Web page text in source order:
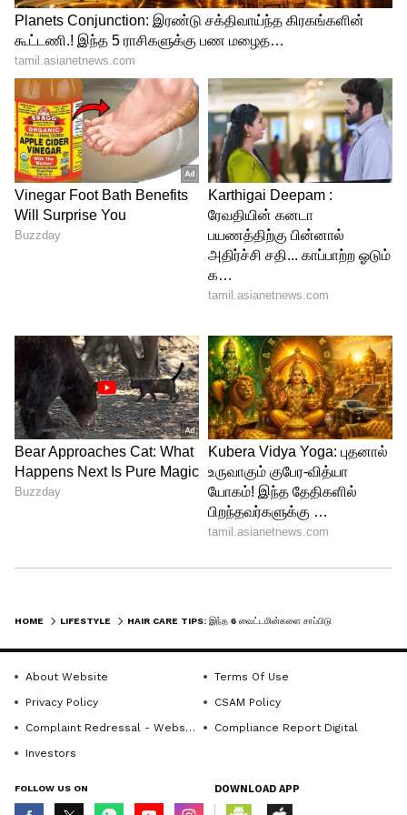
Image Credit :Freepik
முழு தானியங்கள், ப்ரோக்கோலி
வைட்டமின் டி-யின் சிறந்த மூலம் சூரிய
ஒளிதான் என்பது நம் எல்லோருக்கும்
தெரியும். காலையில் இளம் வெயிலில்
நிற்பது நல்லது. இது தவிர, பால்
பொருட்கள், முழு தானியங்கள்,
ப்ரோக்கோலி மற்றும் ஒமேகா-3 கொழுப்பு
நிறைந்த மீன் வகைகளையும் உணவில்
5
வைட்டமின் பி-7 குறைபாட்டாலும் முடி
வேர்க்கடலை, சாக்லேட், நட்ஸ், முழு
தானியங்கள் போன்றவற்றைச் சாப்பிட்டு
இந்தக் குறைபாட்டைச் சரிசெய்யலாம். இது
முடி வளர்ச்சிக்குத் தேவையான
பயோட்டினை வழங்குகிறது.
HOME LIFESTYLE
About Website
Terms Of Use
Privacy Policy
CSAM Policy
Complaint Redressal - Website
Compliance Report Digital
Investors
FOLLOW US ON DOWNLOAD APP